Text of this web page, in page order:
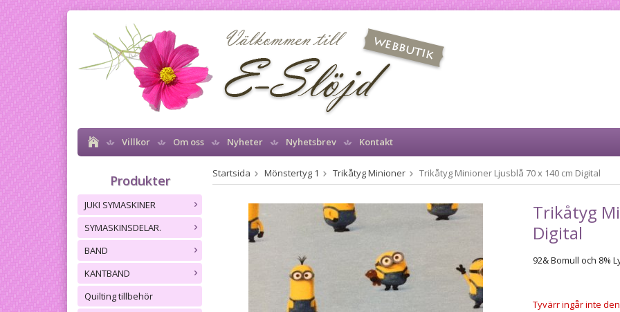
Villkor Om oss Nyheter Nyhetsbrev Kontakt
Produkter
JUKI SYMASKINER
SYMASKINSDELAR.
BAND
KANTBAND
Quilting tillbehör
Startsida Mönstertyg 1 Trikåtyg Minioner Trikåtyg Minioner Ljusblå 70 x 140 cm Digital
Trikåtyg
Digital
92& Bomull och 8%
Tyvärr ingår inte